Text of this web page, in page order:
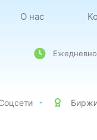
О нас